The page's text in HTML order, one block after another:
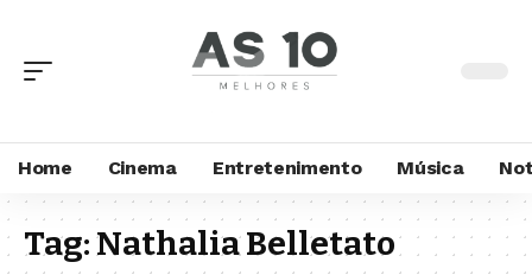
Home Cinema Entretenimento Música
Tag:Nathalia Belletato